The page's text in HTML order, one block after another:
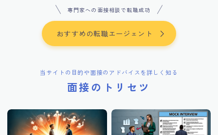
専門家への面接相談で転職成功
おすすめの転職エージェント
当サイトの目的や面接のアドバイスを詳しく知る
面接のトリセツ